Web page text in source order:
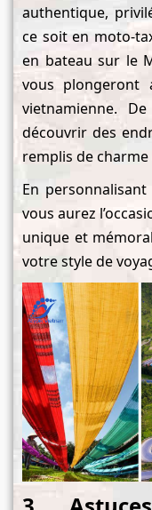
authentique,
ce soit en moto-
en bateau sur le
vous
vietnamienne.
découvrir des
remplis de charme
En
vous aurez
unique et
votre style de